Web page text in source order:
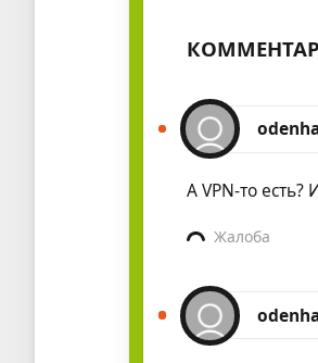
А VPN-то
Жалоба